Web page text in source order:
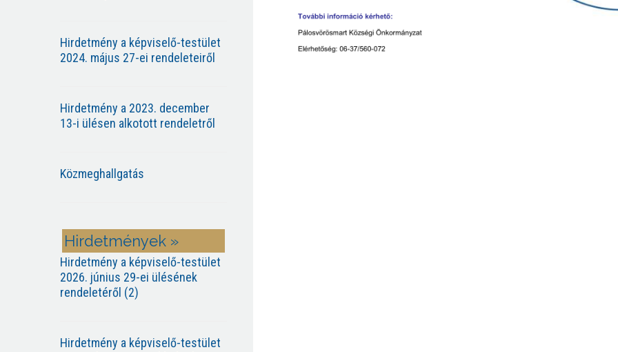
Hirdetmény a képviselő-testület
2024. május 27-ei rendeleteiről
Hirdetmény a 2023. december
13-i ülésen alkotott rendeletről
Közmeghallgatás
Hirdetmények »
Hirdetmény a képviselő-testület
2026. június 29-ei ülésének
rendeletéről (2)
Hirdetmény a képviselő-testület